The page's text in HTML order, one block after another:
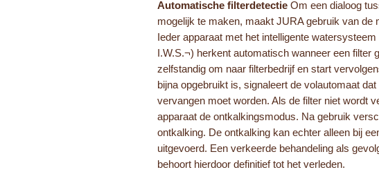
Automatische filterdetectie Om een dialoog
mogelijk te maken, maakt JURA gebruik van de
Ieder apparaat met het intelligente
I.W.S.¬) herkent automatisch wanneer een filter
zelfstandig om naar filterbedrijf en start
bijna opgebruikt is, signaleert de volautomaat
vervangen moet worden. Als de filter niet wordt
apparaat de ontkalkingsmodus. Na gebruik
ontkalking. De ontkalking kan echter alleen bij
uitgevoerd. Een verkeerde behandeling als
behoort hierdoor definitief tot het verleden.